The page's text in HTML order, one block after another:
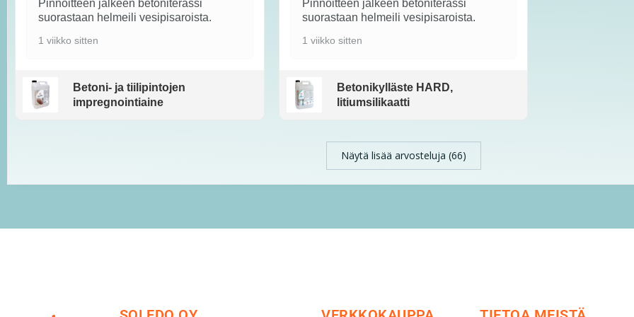
Pinnoitteen jälkeen betoniterassi
suorastaan helmeili vesipisaroista.
1 viikko sitten
Betoni- ja tiilipintojen
impregnointiaine
Pinnoitteen jälkeen betoniterassi
suorastaan helmeili vesipisaroista.
1 viikko sitten
Betonikylläste HARD,
litiumsilikaatti
Näytä lisää arvosteluja (66)